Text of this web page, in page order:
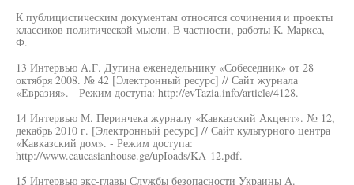
К публицистическим документам относятся сочинения и проекты
классиков политической мысли. В частности, работы К. Маркса,
Ф.
13 Интервью А.Г. Дугина еженедельнику «Собеседник» от 28
октября 2008. № 42 [Электронный ресурс] // Сайт журнала
«Евразия». - Режим доступа: http://evTazia.info/article/4128.
14 Интервью М. Перинчека журналу «Кавказский Акцент». № 12,
декабрь 2010 г. [Электронный ресурс] // Сайт культурного центра
«Кавказский дом». - Режим доступа:
http://www.caucasianhouse.ge/upIoads/KA-12.pdf.
15 Интервью экс-главы Службы безопасности Украины А.